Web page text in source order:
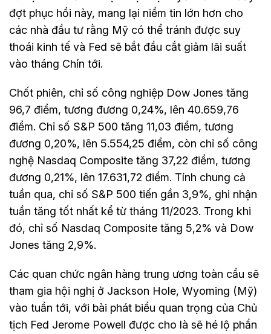
đợt phục hồi này, mang lại niềm tin lớn hơn cho
các nhà đầu tư rằng Mỹ có thể tránh được suy
thoái kinh tế và Fed sẽ bắt đầu cắt giảm lãi suất
vào tháng Chín tới.
Chốt phiên, chỉ số công nghiệp Dow Jones tăng
96,7 điểm, tương đương 0,24%, lên 40.659,76
điểm. Chỉ số S&P 500 tăng 11,03 điểm, tương
đương 0,20%, lên 5.554,25 điểm, còn chỉ số công
nghệ Nasdaq Composite tăng 37,22 điểm, tương
đương 0,21%, lên 17.631,72 điểm. Tính chung cả
tuần qua, chỉ số S&P 500 tiến gần 3,9%, ghi nhận
tuần tăng tốt nhất kể từ tháng 11/2023. Trong khi
đó, chỉ số Nasdaq Composite tăng 5,2% và Dow
Jones tăng 2,9%.
Các quan chức ngân hàng trung ương toàn cầu sẽ
tham gia hội nghị ở Jackson Hole, Wyoming (Mỹ)
vào tuần tới, với bài phát biểu quan trọng của Chủ
tịch Fed Jerome Powell được cho là sẽ hé lộ phần